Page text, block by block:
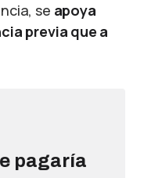
se apoya
previa que a
pagaría